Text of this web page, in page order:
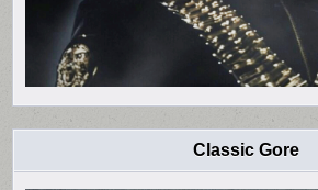
Classic Gore